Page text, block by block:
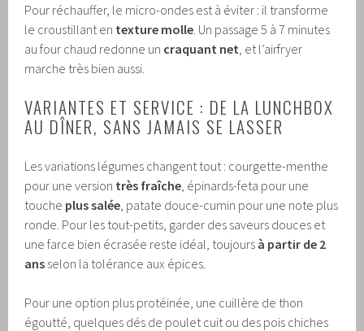
Pour réchauffer, le micro-ondes est à éviter : il transforme
le croustillant en texture molle . Un passage 5 à 7 minutes
au four chaud redonne un craquant net , et l’airfryer
marche très bien aussi.
VARIANTES ET SERVICE : DE LA LUNCHBOX
AU DÎNER, SANS JAMAIS SE LASSER
Les variations légumes changent tout : courgette-menthe
pour une version très fraîche , épinards-feta pour une
touche plus salée , patate douce-cumin pour une note plus
ronde. Pour les tout-petits, garder des saveurs douces et
une farce bien écrasée reste idéal, toujours à partir de 2
ans selon la tolérance aux épices.
Pour une option plus protéinée, une cuillère de thon
égoutté, quelques dés de poulet cuit ou des pois chiches